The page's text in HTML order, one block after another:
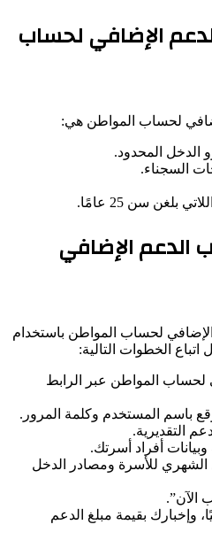
الإضافي لحساب
لحساب المواطن هي:
الدخل المحدود.
السجناء.
بلغن سن 25 عامًا.
الدعم الإضافي
لحساب المواطن باستخدام
الخطوات التالية:
لحساب المواطن عبر الرابط
باسم المستخدم وكلمة المرور.
التقديرية.
أفراد أسرتك.
الشهري للأسرة ومصادر الدخل
الآن”.
وإخبارك بقيمة مبلغ الدعم